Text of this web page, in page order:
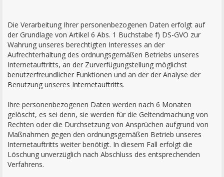
Die Verarbeitung Ihrer personenbezogenen Daten erfolgt auf
der Grundlage von Artikel 6 Abs. 1 Buchstabe f) DS-GVO zur
Wahrung unseres berechtigten Interesses an der
Aufrechterhaltung des ordnungsgemäßen Betriebs unseres
Internetauftritts, an der Zurverfügungstellung möglichst
benutzerfreundlicher Funktionen und an der der Analyse der
Benutzung unseres Internetauftritts.
Ihre personenbezogenen Daten werden nach 6 Monaten
gelöscht, es sei denn, sie werden für die Geltendmachung von
Rechten oder die Durchsetzung von Ansprüchen aufgrund von
Maßnahmen gegen den ordnungsgemäßen Betrieb unseres
Internetauftritts weiter benötigt. In diesem Fall erfolgt die
Löschung unverzüglich nach Abschluss des entsprechenden
Verfahrens.